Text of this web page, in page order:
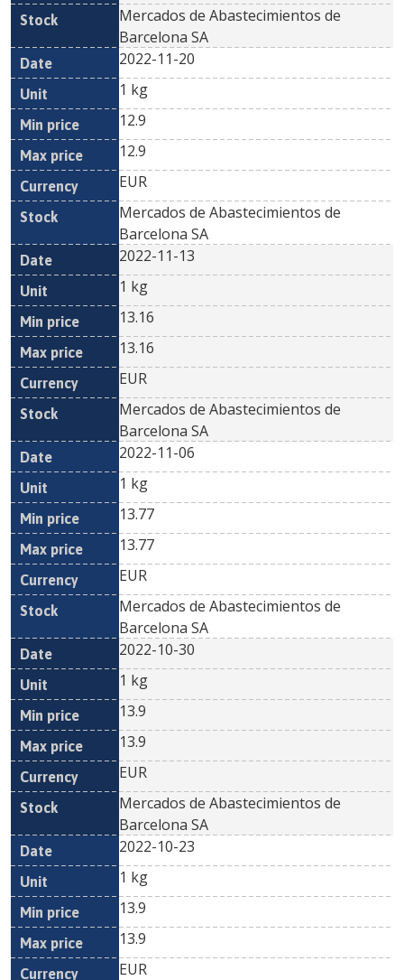
Mercados de Abastecimientos de
Barcelona SA
2022-11-20
1 kg
12.9
12.9
EUR
Mercados de Abastecimientos de
Barcelona SA
2022-11-13
1 kg
13.16
13.16
EUR
Mercados de Abastecimientos de
Barcelona SA
2022-11-06
1 kg
13.77
13.77
EUR
Mercados de Abastecimientos de
Barcelona SA
2022-10-30
1 kg
13.9
13.9
EUR
Mercados de Abastecimientos de
Barcelona SA
2022-10-23
1 kg
13.9
13.9
EUR